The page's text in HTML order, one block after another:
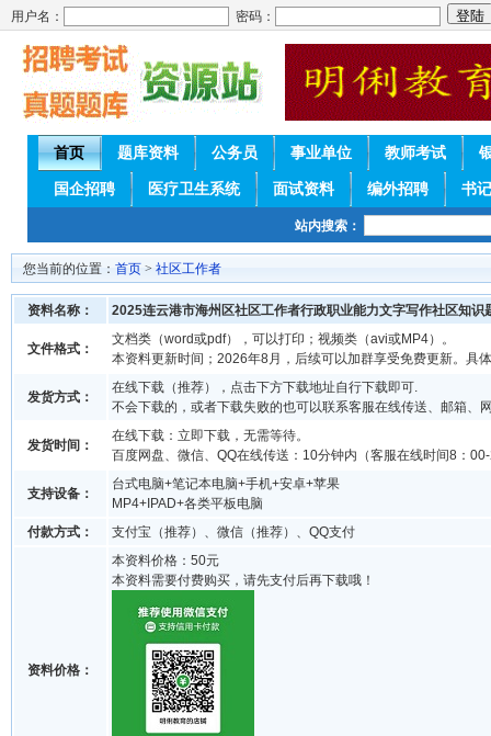
用户名： 密码：
首页 题库资料 公务员 事业单位 教师考试
国企招聘 医疗卫生系统 面试资料 编外招聘 书
站内搜索：
您当前的位置： 首页 > 社区工作者
资料名称： 2025连云港市海州区社区工作者行政职业能力文字写作社区知识
文件格式：
文档类（word或pdf），可以打印；视频类（avi或MP4）。
本资料更新时间；2026年8月，后续可以加群享受免费更新。具
发货方式：
在线下载（推荐），点击下方下载地址自行下载即可.
不会下载的，或者下载失败的也可以联系客服在线传送、邮箱、
发货时间：
在线下载：立即下载，无需等待。
百度网盘、微信、QQ在线传送：10分钟内（客服在线时间8：
支持设备：
台式电脑+笔记本电脑+手机+安卓+苹果
MP4+IPAD+各类平板电脑
付款方式：
支付宝（推荐）、微信（推荐）、QQ支付
资料价格：
本资料价格：50元
本资料需要付费购买，请先支付后再下载哦！